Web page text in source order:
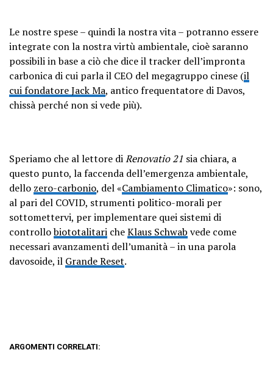
Le nostre spese – quindi la nostra vita – potranno essere
integrate con la nostra virtù ambientale, cioè saranno
possibili in base a ciò che dice il tracker dell’impronta
carbonica di cui parla il CEO del megagruppo cinese (il
cui fondatore Jack Ma, antico frequentatore di Davos,
chissà perché non si vede più).
Speriamo che al lettore diRenovatio 21 sia chiara, a
questo punto, la faccenda dell’emergenza ambientale,
dello zero-carbonio, del «Cambiamento Climatico»: sono,
al pari del COVID, strumenti politico-morali per
sottomettervi, per implementare quei sistemi di
controllobiototalitari cheKlaus Schwab vede come
necessari avanzamenti dell’umanità – in una parola
davosoide, il Grande Reset.
ARGOMENTI CORRELATI: